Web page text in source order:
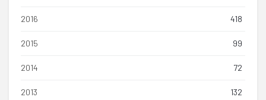
2016 418
2015 99
2014 72
2013 132